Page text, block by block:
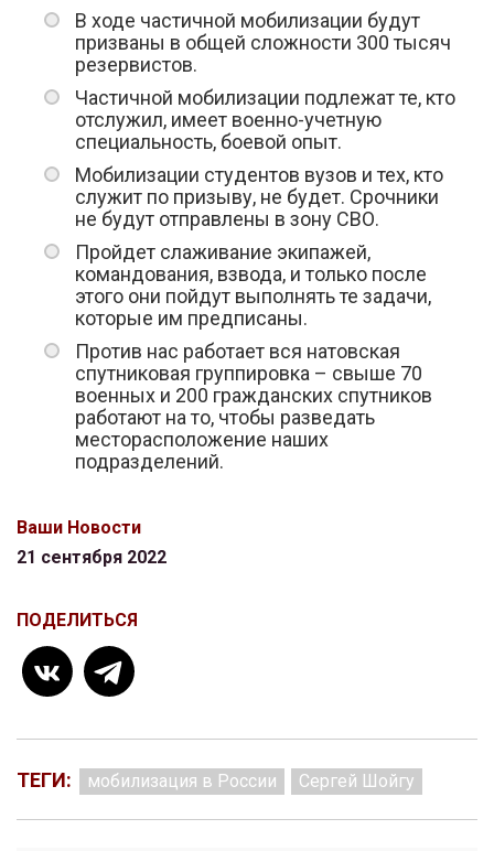
В ходе частичной мобилизации будут
призваны в общей сложности 300 тысяч
резервистов.
Частичной мобилизации подлежат те, кто
отслужил, имеет военно-учетную
специальность, боевой опыт.
Мобилизации студентов вузов и тех, кто
служит по призыву, не будет. Срочники
не будут отправлены в зону СВО.
Пройдет слаживание экипажей,
командования, взвода, и только после
этого они пойдут выполнять те задачи,
которые им предписаны.
Против нас работает вся натовская
спутниковая группировка – свыше 70
военных и 200 гражданских спутников
работают на то, чтобы разведать
месторасположение наших
подразделений.
Ваши Новости
21 сентября 2022
ПОДЕЛИТЬСЯ
ТЕГИ: мобилизация в России Сергей Шойгу